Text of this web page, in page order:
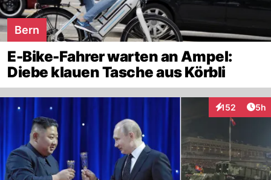
Bern
E-Bike-Fahrer warten an Ampel:
Diebe klauen Tasche aus Körbli
152
Interaktionen
5h